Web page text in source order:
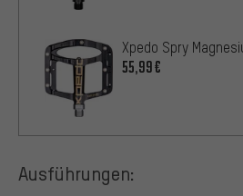
Xpedo Spry
55,99€
Ausführungen: